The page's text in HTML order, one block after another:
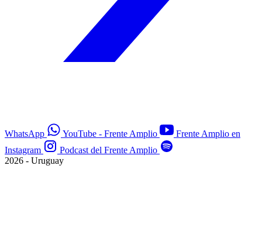
WhatsApp YouTube - Frente Amplio
Frente Amplio en
Instagram
Podcast del Frente Amplio
2026 - Uruguay